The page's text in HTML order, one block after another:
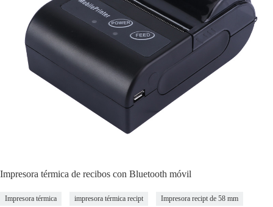
Impresora térmica de recibos con Bluetooth móvil
Impresora térmica impresora térmica recipt Impresora recipt de 58 mm